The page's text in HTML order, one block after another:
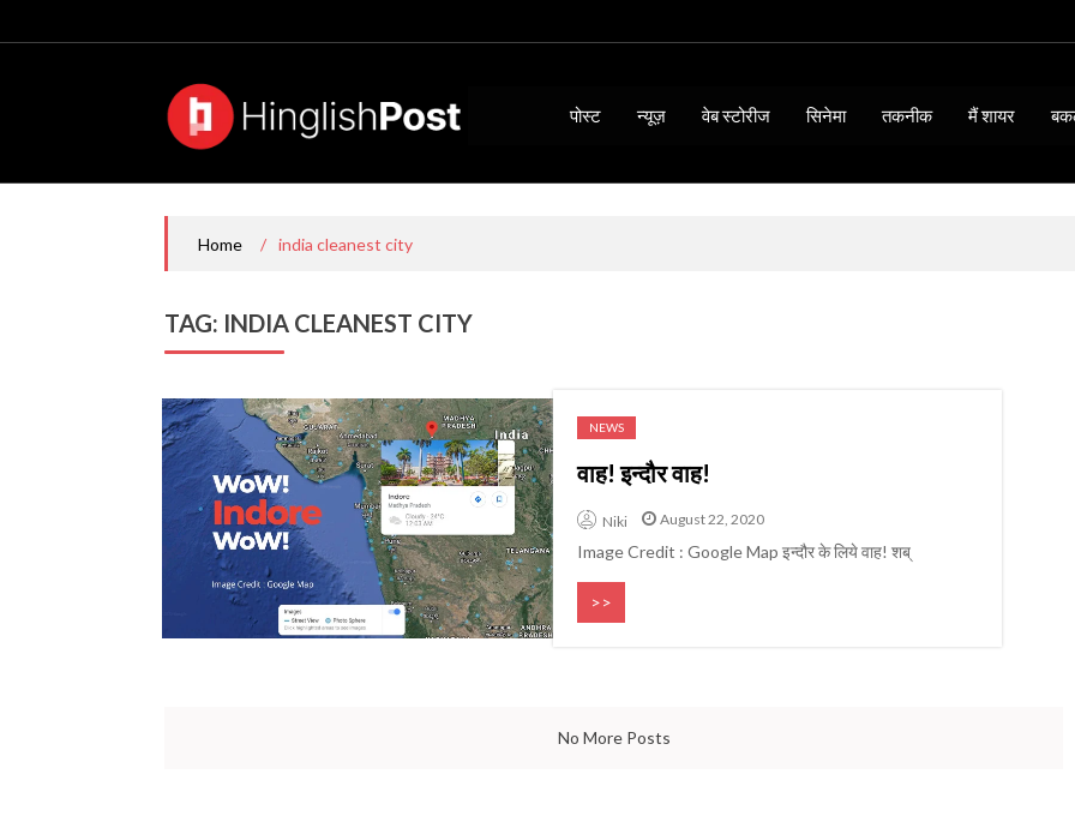
पोस्ट न्यूज़ वेब स्टोरीज सिनेमा तकनीक मैं शायर
Home / india cleanest city
TAG: INDIA CLEANEST CITY
NEWS
वाह! इन्दौर वाह!
Niki August 22, 2020
Image Credit : Google Map इन्दौर के लिये वाह! शब्
>>
No More Posts
BIOGRAPHY & QUOTES
Dr. APJ Abdul Kalam
Gandhi that the world needs